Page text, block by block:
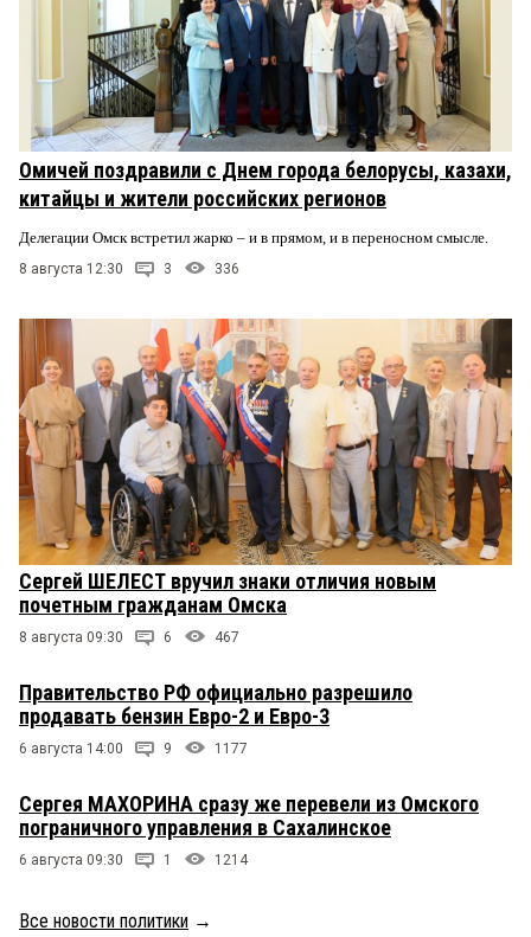
Омичей поздравили с Днем города белорусы, казахи,
китайцы и жители российских регионов
Делегации Омск встретил жарко – и в прямом, и в переносном смысле.
8 августа 12:30 3 336
Сергей ШЕЛЕСТ вручил знаки отличия новым
почетным гражданам Омска
8 августа 09:30 6 467
Правительство РФ официально разрешило
продавать бензин Евро-2 и Евро-3
6 августа 14:00 9 1177
Сергея МАХОРИНА сразу же перевели из Омского
пограничного управления в Сахалинское
6 августа 09:30 1 1214
Все новости политики →